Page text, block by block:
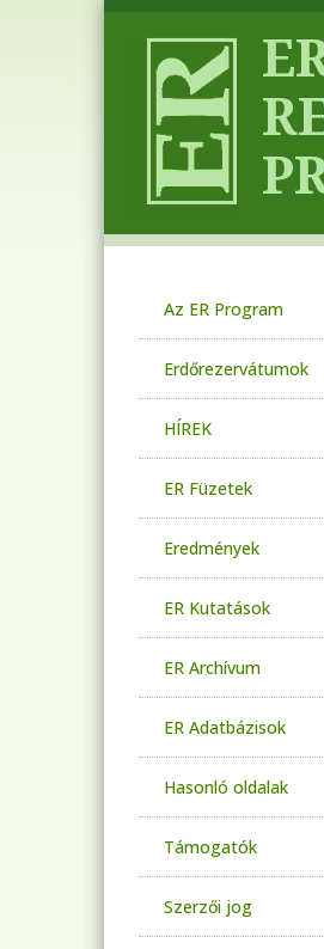
Az ER Program
Erdőrezervátumok
HÍREK
ER Füzetek
Eredmények
ER Kutatások
ER Archívum
ER Adatbázisok
Hasonló oldalak
Támogatók
Szerzői jog